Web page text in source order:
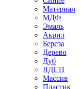
Материал
МДФ
Эмаль
Акрил
Береза
Дерево
Дуб
ЛДСП
Массив
Пластик